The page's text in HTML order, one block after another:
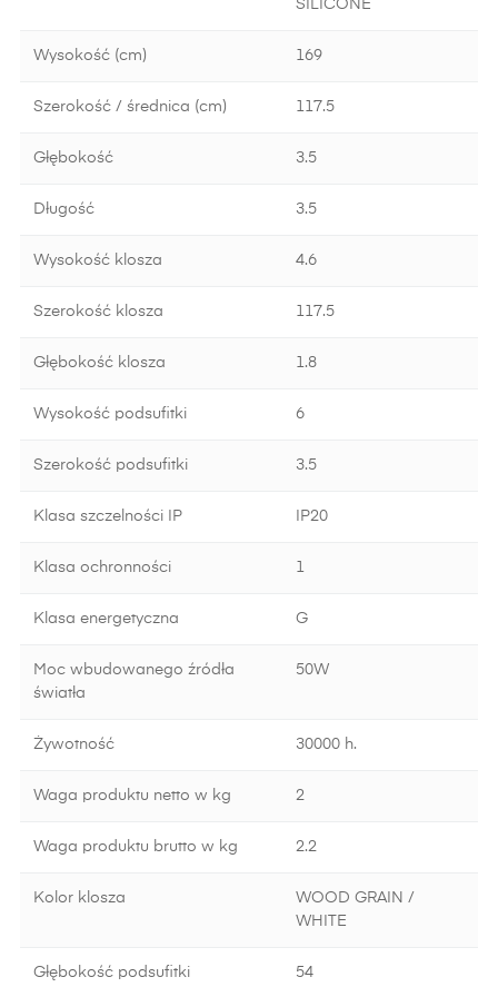
SILICONE
Wysokość (cm) 169
Szerokość / średnica (cm) 117.5
Głębokość 3.5
Długość 3.5
Wysokość klosza 4.6
Szerokość klosza 117.5
Głębokość klosza 1.8
Wysokość podsufitki 6
Szerokość podsufitki 3.5
Klasa szczelności IP IP20
Klasa ochronności 1
Klasa energetyczna G
Moc wbudowanego źródła
światła
50W
Żywotność 30000 h.
Waga produktu netto w kg 2
Waga produktu brutto w kg 2.2
Kolor klosza
WOOD GRAIN /
WHITE
Głębokość podsufitki 54